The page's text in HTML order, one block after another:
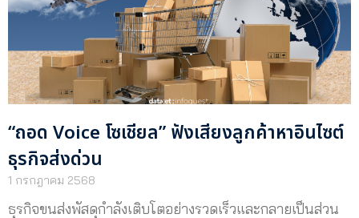
“ถอด Voice โซเชียล” ฟังเสียงลูกค้าหาอินไซต์
ธุรกิจส่งด่วน
1 กรกฎาคม 2568
ธุรกิจขนส่งพัสดุกำลังเติบโตอย่างรวดเร็วและกลายเป็นส่วน